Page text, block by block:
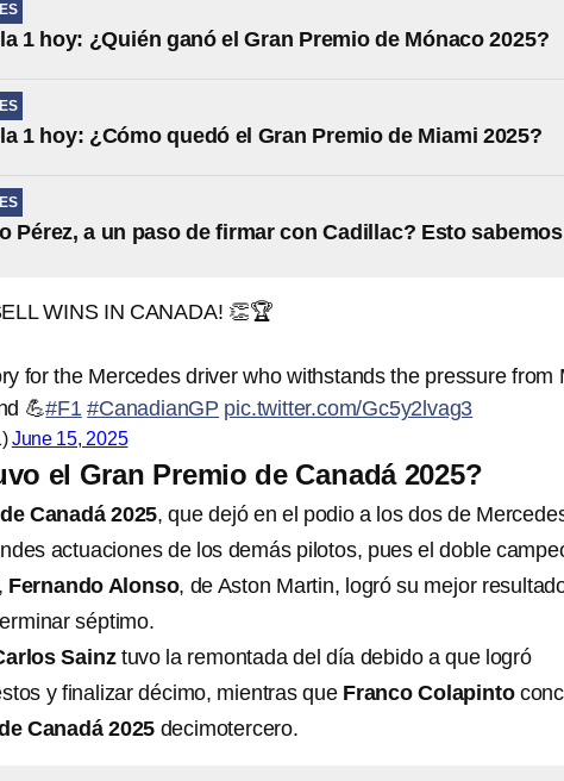
1 hoy: ¿Quién ganó el Gran Premio de Mónaco 2025?
1 hoy: ¿Cómo quedó el Gran Premio de Miami 2025?
Pérez, a un paso de firmar con Cadillac? Esto sabemos
WINS IN CANADA! 👏🏆
for the Mercedes driver who withstands the pressure from
💪#F1 #CanadianGP pic.twitter.com/Gc5y2lvag3
June 15, 2025
el Gran Premio de Canadá 2025?
Canadá 2025, que dejó en el podio a los dos de
actuaciones de los demás pilotos, pues el doble
Fernando Alonso, de Aston Martin, logró su mejor
séptimo.
Sainztuvo la remontada del día debido a que logró
y finalizar décimo, mientras que Franco Colapinto
Canadá 2025 decimotercero.